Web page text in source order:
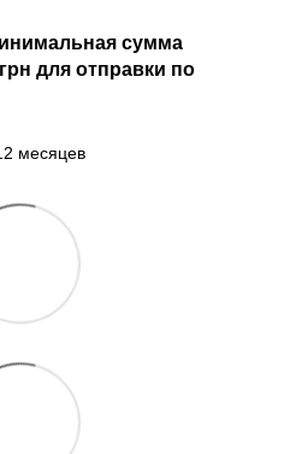
сумма
для отправки по
месяцев